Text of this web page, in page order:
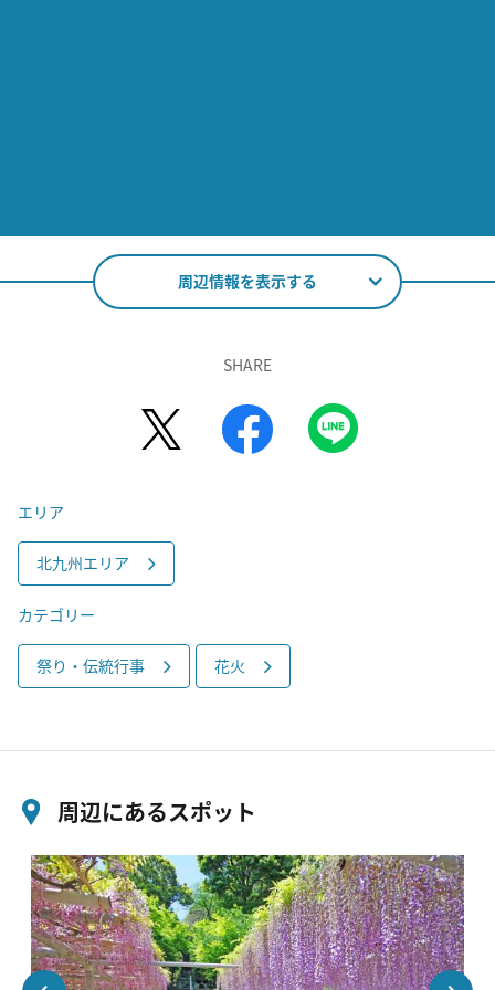
周辺情報を表示する
SHARE
エリア
北九州エリア
カテゴリー
祭り・伝統行事 花火
周辺にあるスポット